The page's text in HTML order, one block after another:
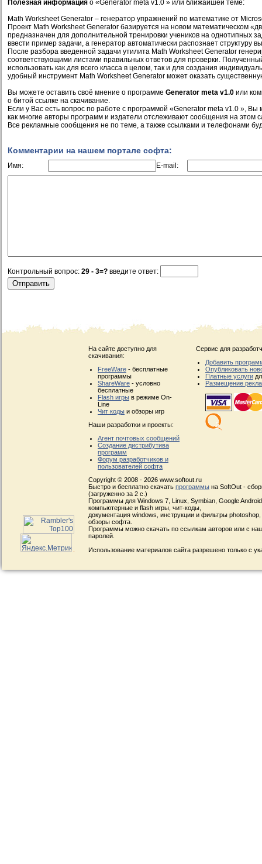
Полезная информация о «Generator meta v1.0 » или ближайшей теме:
Math Worksheet Generator – генератор упражнений по математике от
Проект Math Worksheet Generator базируется на новом математическом
предназначен для дополнительной тренировки учеников на однотипных
ввести пример задачи, а генератор автоматически распознает структуру
После разбора введенной задачи утилита Math Worksheet Generator
соответствующими листами правильных ответов для проверки.
использовать как для всего класса в целом, так и для создания
удобный инструмент Math Worksheet Generator может оказать
Вы можете оставить своё мнение о программе Generator meta v1.0 или
о битой ссылке на скачивание.
Если у Вас есть вопрос по работе с программой «Generator meta v1.0 », Вы
как многие авторы программ и издатели отслеживают сообщения на этом
Все рекламные сообщения не по теме, а также ссылками и телефонами
Комментарии на нашем портале софта:
Имя: E-mail:
Контрольный вопрос: 29 - 3=? введите ответ:
На сайте доступно для
скачивания:
FreeWare - бесплатные
программы
ShareWare - условно
бесплатные
Flash игры в режиме On-
Line
Чит коды и обзоры игр
Наши разработки и проекты:
Агент почтовых сообщений
Создание дистрибутива
программ
Форум разработчиков и
пользователей софта
Сервис для
Добавить
Опубликовать
Платные услуги
Размещение
Copyright © 2008 - 2026 www.softout.ru
Быстро и бесплатно скачать программы на SoftOut -
(загруженно за 2 с.)
Программы для Windows 7, Linux, Symbian, Google
компьютерные и flash игры, чит-коды,
документация windows, инструкции и фильтры
обзоры софта.
Программы можно скачать по ссылкам авторов или с
паролей.
Использование материалов сайта разрешено только с